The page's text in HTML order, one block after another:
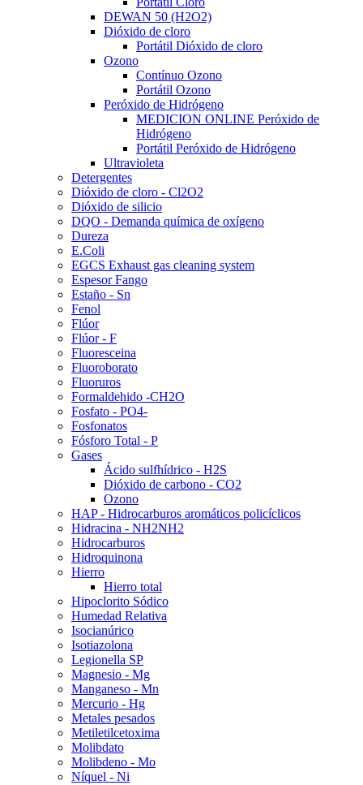
DEWAN 50 (H2O2)
Dióxido de cloro
Portátil Dióxido de cloro
Ozono
Contínuo Ozono
Portátil Ozono
Peróxido de Hidrógeno
MEDICION ONLINE Peróxido de
Hidrógeno
Portátil Peróxido de Hidrógeno
Ultravioleta
Detergentes
Dióxido de cloro - Cl2O2
Dióxido de silicio
DQO - Demanda química de oxígeno
Dureza
E.Coli
EGCS Exhaust gas cleaning system
Espesor Fango
Estaño - Sn
Fenol
Flúor
Flúor - F
Fluoresceina
Fluoroborato
Fluoruros
Formaldehido -CH2O
Fosfato - PO4-
Fosfonatos
Fósforo Total - P
Gases
Ácido sulfhídrico - H2S
Dióxido de carbono - CO2
Ozono
HAP - Hidrocarburos aromáticos policíclicos
Hidracina - NH2NH2
Hidrocarburos
Hidroquinona
Hierro
Hierro total
Hipoclorito Sódico
Humedad Relativa
Isocianúrico
Isotiazolona
Legionella SP
Magnesio - Mg
Manganeso - Mn
Mercurio - Hg
Metales pesados
Metiletilcetoxima
Molibdato
Molibdeno - Mo
Níquel - Ni